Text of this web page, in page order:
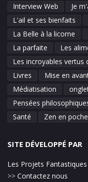
Interview Web
Je
L'ail et ses bienfaits
La Belle à la licorne
La parfaite
Les
Les incroyables vertus
Livres
Mise en
Médiatisation
Pensées
Santé
Zen en poche
SITE DÉVELOPPÉ PAR
Les Projets Fantastiques
>> Contactez nous